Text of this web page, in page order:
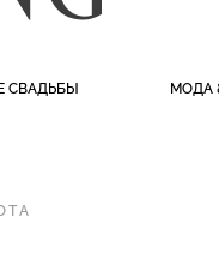
СВАДЬБЫ МОДА